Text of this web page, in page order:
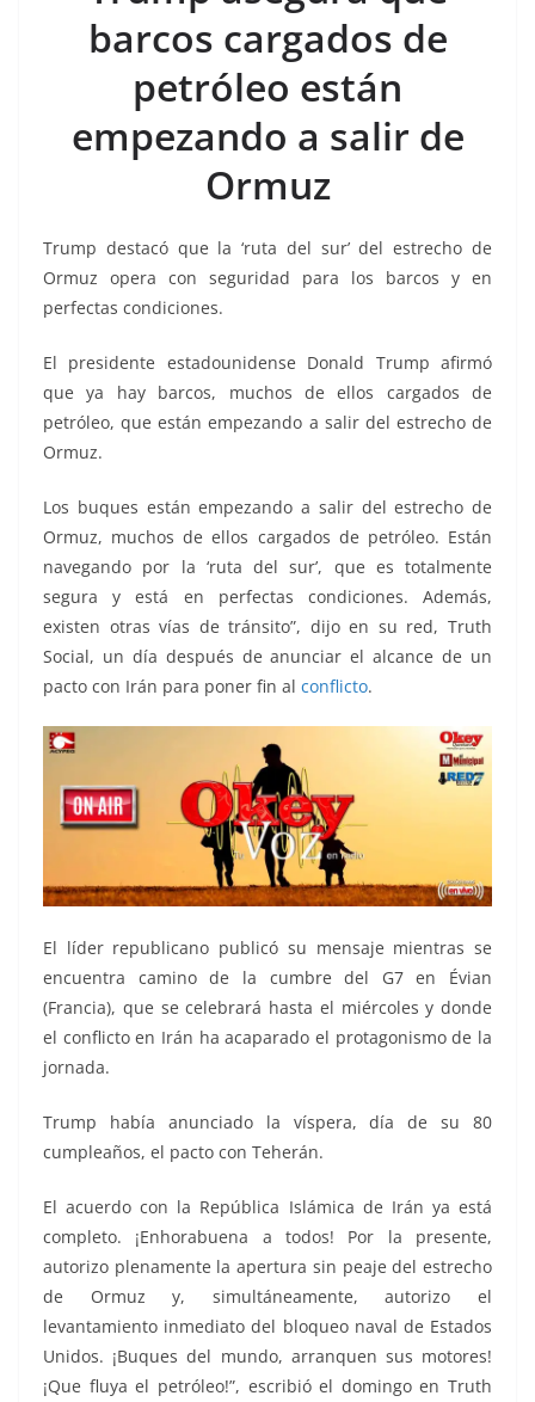
b
o
k
A
p
p
n
g
er
a
m
ar
tir
barcos cargados de
petróleo están
empezando a salir de
Ormuz
Trump destacó que la ‘ruta del sur’ del estrecho de
Ormuz opera con seguridad para los barcos y en
perfectas condiciones.
El presidente estadounidense Donald Trump afirmó
que ya hay barcos, muchos de ellos cargados de
petróleo, que están empezando a salir del estrecho de
Ormuz.
Los buques están empezando a salir del estrecho de
Ormuz, muchos de ellos cargados de petróleo. Están
navegando por la ‘ruta del sur’, que es totalmente
segura y está en perfectas condiciones. Además,
existen otras vías de tránsito”, dijo en su red, Truth
Social, un día después de anunciar el alcance de un
pacto con Irán para poner fin al conflicto.
El líder republicano publicó su mensaje mientras se
encuentra camino de la cumbre del G7 en Évian
(Francia), que se celebrará hasta el miércoles y donde
el conflicto en Irán ha acaparado el protagonismo de la
jornada.
Trump había anunciado la víspera, día de su 80
cumpleaños, el pacto con Teherán.
El acuerdo con la República Islámica de Irán ya está
completo. ¡Enhorabuena a todos! Por la presente,
autorizo plenamente la apertura sin peaje del estrecho
de Ormuz y, simultáneamente, autorizo el
levantamiento inmediato del bloqueo naval de Estados
Unidos. ¡Buques del mundo, arranquen sus motores!
¡Que fluya el petróleo!”, escribió el domingo en Truth